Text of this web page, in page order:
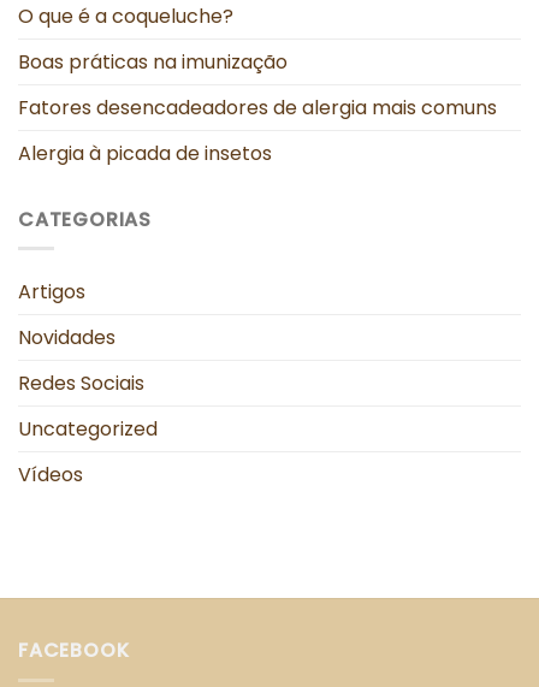
O que é a coqueluche?
Boas práticas na imunização
Fatores desencadeadores de alergia mais comuns
Alergia à picada de insetos
CATEGORIAS
Artigos
Novidades
Redes Sociais
Uncategorized
Vídeos
FACEBOOK